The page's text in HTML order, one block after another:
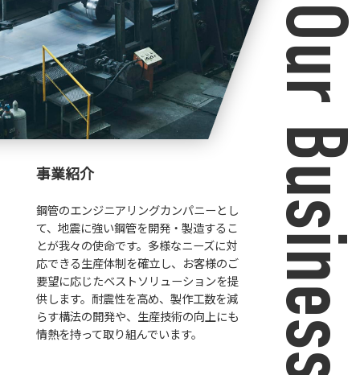
Our
事業紹介
鋼管のエンジニアリングカンパニーとし
て、地震に強い鋼管を開発・製造するこ
とが我々の使命です。多様なニーズに対
応できる生産体制を確立し、お客様のご
要望に応じたベストソリューションを提
供します。耐震性を高め、製作工数を減
らす構法の開発や、生産技術の向上にも
情熱を持って取り組んでいます。